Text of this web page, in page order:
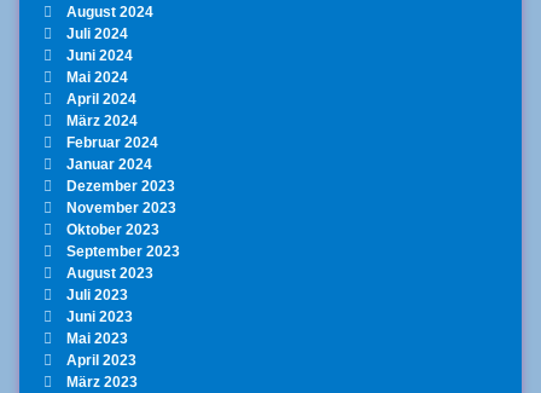
August 2024
Juli 2024
Juni 2024
Mai 2024
April 2024
März 2024
Februar 2024
Januar 2024
Dezember 2023
November 2023
Oktober 2023
September 2023
August 2023
Juli 2023
Juni 2023
Mai 2023
April 2023
März 2023